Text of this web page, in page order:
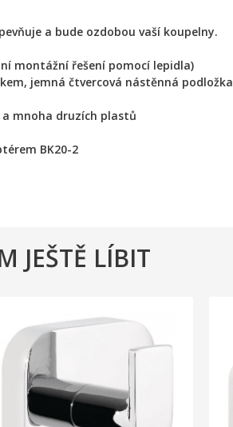
a bude ozdobou vaší koupelny.
montážní řešení pomocí lepidla)
jemná čtvercová nástěnná podložka
mnoha druzích plastů
BK20-2
JEŠTĚ LÍBIT